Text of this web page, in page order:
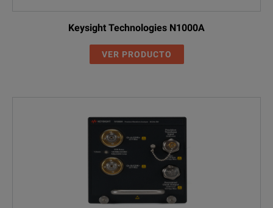
Keysight Digital Communication Analyzer (DCA) Solutions
Keysight Technologies N1000A
VER PRODUCTO